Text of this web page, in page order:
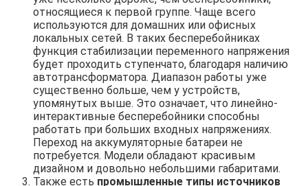
относящиеся к первой группе. Чаще всего
используются для домашних или офисных
локальных сетей. В таких бесперебойниках
функция стабилизации переменного напряжения
будет проходить ступенчато, благодаря наличию
автотрансформатора. Диапазон работы уже
существенно больше, чем у устройств,
упомянутых выше. Это означает, что линейно-
интерактивные бесперебойники способны
работать при больших входных напряжениях.
Переход на аккумуляторные батареи не
потребуется. Модели обладают красивым
дизайном и довольно небольшими габаритами.
Также есть промышленные типы источников